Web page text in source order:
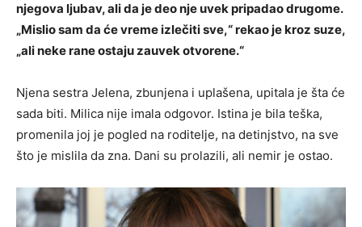
njegova ljubav, ali da je deo nje uvek pripadao drugome.
„Mislio sam da će vreme izlečiti sve,“ rekao je kroz suze,
„ali neke rane ostaju zauvek otvorene.“
Njena sestra Jelena, zbunjena i uplašena, upitala je šta će
sada biti. Milica nije imala odgovor. Istina je bila teška,
promenila joj je pogled na roditelje, na detinjstvo, na sve
što je mislila da zna. Dani su prolazili, ali nemir je ostao.